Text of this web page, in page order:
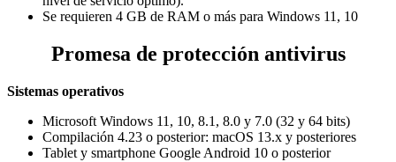
Se requieren 4 GB de RAM o más para Windows 11, 10
Promesa de protección antivirus
Sistemas operativos
Microsoft Windows 11, 10, 8.1, 8.0 y 7.0 (32 y 64 bits)
Compilación 4.23 o posterior: macOS 13.x y posteriores
Tablet y smartphone Google Android 10 o posterior